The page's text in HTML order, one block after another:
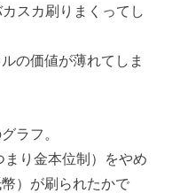
スカ刷りまくってし
の価値が薄れてしま
ラフ。
り金本位制）をやめ
）が刷られたかで